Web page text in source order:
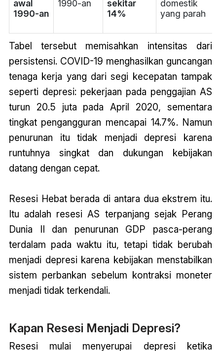
awal
1990-an
1990-an
sekitar
14%
domestik
yang parah
Tabel tersebut memisahkan intensitas dari
persistensi. COVID-19 menghasilkan guncangan
tenaga kerja yang dari segi kecepatan tampak
seperti depresi: pekerjaan pada penggajian AS
turun 20.5 juta pada April 2020, sementara
tingkat pengangguran mencapai 14.7%. Namun
penurunan itu tidak menjadi depresi karena
runtuhnya singkat dan dukungan kebijakan
datang dengan cepat.
Resesi Hebat berada di antara dua ekstrem itu.
Itu adalah resesi AS terpanjang sejak Perang
Dunia II dan penurunan GDP pasca-perang
terdalam pada waktu itu, tetapi tidak berubah
menjadi depresi karena kebijakan menstabilkan
sistem perbankan sebelum kontraksi moneter
menjadi tidak terkendali.
Kapan Resesi Menjadi Depresi?
Resesi mulai menyerupai depresi ketika